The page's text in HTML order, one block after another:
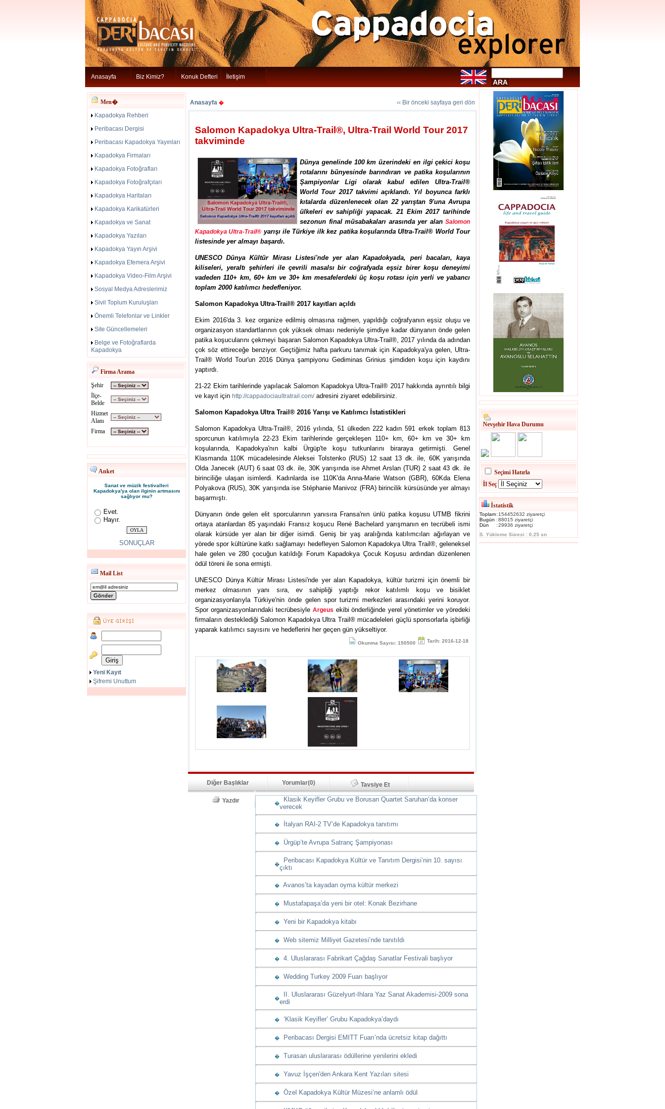
Anasayfa Biz Kimiz? Konuk Defteri İletişim
Men�
Kapadokya Rehberi
Peribacası Dergisi
Peribacası Kapadokya Yayınları
Kapadokya Firmaları
Kapadokya Fotoğrafları
Kapadokya Fotoğrafçıları
Kapadokya Haritaları
Kapadokya Karikatürleri
Kapadokya ve Sanat
Kapadokya Yazıları
Kapadokya Yayın Arşivi
Kapadokya Efemera Arşivi
Kapadokya Video-Film Arşivi
Sosyal Medya Adreslerimiz
Sivil Toplum Kuruluşları
Önemli Telefonlar ve Linkler
Site Güncellemeleri
Belge ve Fotoğraflarda
Kapadokya
Firma Arama
Şehir
İlçe-
Belde
Hizmet
Alanı
Firma
Anket
Sanat ve müzik festivalleri
Kapadokya'ya olan ilginin artmasını
sağlıyor mu?
Evet.
Hayır.
SONUÇLAR
Mail List
Yeni Kayıt
Şifremi Unuttum
Anasayfa � ‹‹ Bir önceki sayfaya geri dön
Salomon Kapadokya Ultra-Trail®, Ultra-Trail World Tour 2017
takviminde
Dünya genelinde 100 km üzerindeki en ilgi çekici koşu
rotalarını bünyesinde barındıran ve patika koşularının
Şampiyonlar Ligi olarak kabul edilen Ultra-Trail®
World Tour 2017 takvimi açıklandı. Yıl boyunca farklı
kıtalarda düzenlenecek olan 22 yarıştan 9'una Avrupa
ülkeleri ev sahipliği yapacak. 21 Ekim 2017 tarihinde
sezonun final müsabakaları arasında yer alan Salomon
Kapadokya Ultra-Trail® yarışı ile Türkiye ilk kez patika koşularında Ultra-Trail® World Tour
listesinde yer almayı başardı.
UNESCO Dünya Kültür Mirası Listesi'nde yer alan Kapadokyada, peri bacaları, kaya
kiliseleri, yeraltı şehirleri ile çevrili masalsı bir coğrafyada eşsiz birer koşu deneyimi
vadeden 110+ km, 60+ km ve 30+ km mesafelerdeki üç koşu rotası için yerli ve yabancı
toplam 2000 katılımcı hedefleniyor.
Salomon Kapadokya Ultra-Trail® 2017 kayıtları açıldı
Ekim 2016'da 3. kez organize edilmiş olmasına rağmen, yapıldığı coğrafyanın eşsiz oluşu ve
organizasyon standartlarının çok yüksek olması nedeniyle şimdiye kadar dünyanın önde gelen
patika koşucularını çekmeyi başaran Salomon Kapadokya Ultra-Trail®, 2017 yılında da adından
çok söz ettireceğe benziyor. Geçtiğimiz hafta parkuru tanımak için Kapadokya'ya gelen, Ultra-
Trail® World Tour'un 2016 Dünya şampiyonu Gediminas Grinius şimdiden koşu için kaydını
yaptırdı.
21-22 Ekim tarihlerinde yapılacak Salomon Kapadokya Ultra-Trail® 2017 hakkında ayrıntılı bilgi
ve kayıt için http://cappadociaultratrail.com/adresini ziyaret edebilirsiniz.
Salomon Kapadokya Ultra Trail® 2016 Yarışı ve Katılımcı İstatistikleri
Salomon Kapadokya Ultra-Trail®, 2016 yılında, 51 ülkeden 222 kadın 591 erkek toplam 813
sporcunun katılımıyla 22-23 Ekim tarihlerinde gerçekleşen 110+ km, 60+ km ve 30+ km
koşularında, Kapadokya'nın kalbi Ürgüp'te koşu tutkunlarını biraraya getirmişti. Genel
Klasmanda 110K mücadelesinde Aleksei Tolstenko (RUS) 12 saat 13 dk. ile, 60K yarışında
Olda Janecek (AUT) 6 saat 03 dk. ile, 30K yarışında ise Ahmet Arslan (TUR) 2 saat 43 dk. ile
birinciliğe ulaşan isimlerdi. Kadınlarda ise 110K'da Anna-Marie Watson (GBR), 60Kda Elena
Polyakova (RUS), 30K yarışında ise Stéphanie Manivoz (FRA) birincilik kürsüsünde yer almayı
başarmıştı.
Dünyanın önde gelen elit sporcularının yanısıra Fransa'nın ünlü patika koşusu UTMB fikrini
ortaya atanlardan 85 yaşındaki Fransız koşucu René Bachelard yarışmanın en tecrübeli ismi
olarak kürsüde yer alan bir diğer isimdi. Geniş bir yaş aralığında katılımcıları ağırlayan ve
yörede spor kültürüne katkı sağlamayı hedefleyen Salomon Kapadokya Ultra Trail®, geleneksel
hale gelen ve 280 çocuğun katıldığı Forum Kapadokya Çocuk Koşusu ardından düzenlenen
ödül töreni ile sona ermişti.
UNESCO Dünya Kültür Mirası Listesi'nde yer alan Kapadokya, kültür turizmi için önemli bir
merkez olmasının yanı sıra, ev sahipliği yaptığı rekor katılımlı koşu ve bisiklet
organizasyonlarıyla Türkiye'nin önde gelen spor turizmi merkezleri arasındaki yerini koruyor.
Spor organizasyonlarındaki tecrübesiyle Argeus ekibi önderliğinde yerel yönetimler ve yöredeki
firmaların desteklediği Salomon Kapadokya Ultra Trail® mücadeleleri güçlü sponsorlarla işbirliği
yaparak katılımcı sayısını ve hedeflerini her geçen gün yükseltiyor.
Okunma Sayısı: 150500 Tarih: 2016-12-18
Diğer Başlıklar Yorumlar(0) Tavsiye Et
Yazdır �
Klasik Keyifler Grubu ve Borusan Quartet Saruhan’da konser
verecek
� İtalyan RAI-2 TV’de Kapadokya tanıtımı
� Ürgüp’te Avrupa Satranç Şampiyonası
�
Peribacası Kapadokya Kültür ve Tanıtım Dergisi’nin 10. sayısı
çıktı
� Avanos’ta kayadan oyma kültür merkezi
� Mustafapaşa’da yeni bir otel: Konak Bezirhane
� Yeni bir Kapadokya kitabı
� Web sitemiz Milliyet Gazetesi’nde tanıtıldı
� 4. Uluslararası Fabrikart Çağdaş Sanatlar Festivali başlıyor
� Wedding Turkey 2009 Fuarı başlıyor
�
II. Uluslararası Güzelyurt-Ihlara Yaz Sanat Akademisi-2009 sona
erdi
� ‘Klasik Keyifler’ Grubu Kapadokya’daydı
� Peribacası Dergisi EMITT Fuarı’nda ücretsiz kitap dağıttı
� Turasan uluslararası ödüllerine yenilerini ekledi
� Yavuz İşçen'den Ankara Kent Yazıları sitesi
� Özel Kapadokya Kültür Müzesi’ne anlamlı ödül
Nevşehir Hava Durumu
Seçimi Hatırla
İl Seç
İstatistik
Toplam: 154452632 ziyaretçi
Bugün :88015 ziyaretçi
Dün
:29936 ziyaretçi
S. Yükleme Süresi : 0.25 sn